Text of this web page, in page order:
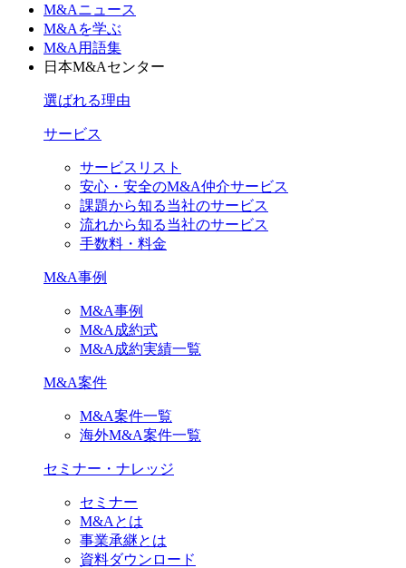
M&Aニュース
M&Aを学ぶ
M&A用語集
日本M&Aセンター
選ばれる理由
サービス
サービスリスト
安心・安全のM&A仲介サービス
課題から知る当社のサービス
流れから知る当社のサービス
手数料・料金
M&A事例
M&A事例
M&A成約式
M&A成約実績一覧
M&A案件
M&A案件一覧
海外M&A案件一覧
セミナー・ナレッジ
セミナー
M&Aとは
事業承継とは
資料ダウンロード